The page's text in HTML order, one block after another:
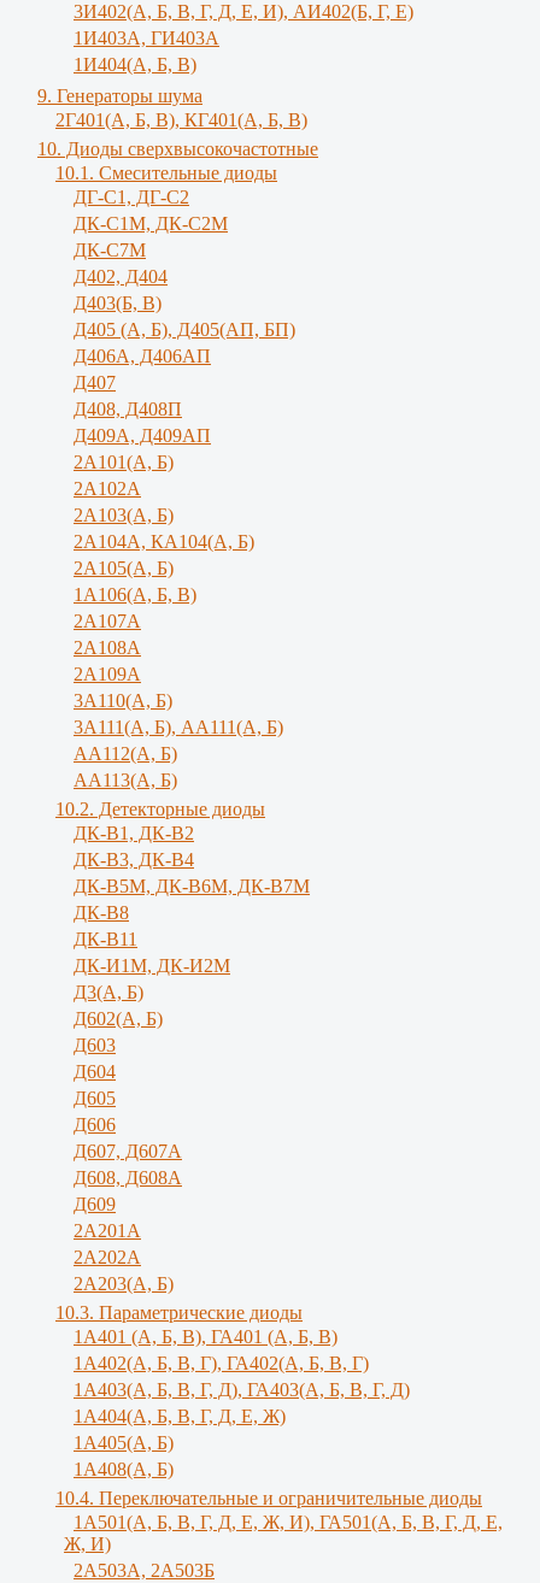
3И402(А, Б, В, Г, Д, Е, И), АИ402(Б, Г, Е)
1И403А, ГИ403А
1И404(А, Б, В)
9. Генераторы шума
2Г401(А, Б, В), КГ401(А, Б, В)
10. Диоды сверхвысокочастотные
10.1. Смесительные диоды
ДГ-С1, ДГ-С2
ДК-С1М, ДК-С2М
ДК-С7М
Д402, Д404
Д403(Б, В)
Д405 (А, Б), Д405(АП, БП)
Д406А, Д406АП
Д407
Д408, Д408П
Д409А, Д409АП
2А101(А, Б)
2А102А
2А103(А, Б)
2А104А, КА104(А, Б)
2А105(А, Б)
1А106(А, Б, В)
2А107А
2А108А
2А109А
3А110(А, Б)
3А111(А, Б), АА111(А, Б)
АА112(А, Б)
АА113(А, Б)
10.2. Детекторные диоды
ДК-В1, ДК-В2
ДК-В3, ДК-В4
ДК-В5М, ДК-В6М, ДК-В7М
ДК-В8
ДК-В11
ДК-И1М, ДК-И2М
Д3(А, Б)
Д602(А, Б)
Д603
Д604
Д605
Д606
Д607, Д607А
Д608, Д608А
Д609
2А201А
2А202А
2А203(А, Б)
10.3. Параметрические диоды
1A401 (А, Б, В), ГА401 (А, Б, В)
1А402(А, Б, В, Г), ГА402(А, Б, В, Г)
1А403(А, Б, В, Г, Д), ГА403(А, Б, В, Г, Д)
1А404(А, Б, В, Г, Д, Е, Ж)
1А405(А, Б)
1А408(А, Б)
10.4. Переключательные и ограничительные диоды
1А501(А, Б, В, Г, Д, E, Ж, И), ГА501(А, Б, В, Г, Д, Е,
Ж, И)
2A503A, 2А503Б